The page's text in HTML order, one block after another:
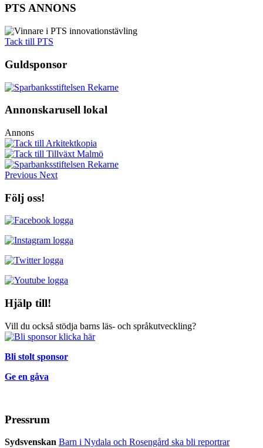
PTS ANNONS
Tack till PTS
Guldsponsor
Annonskarusell lokal
Annons
Previous Next
Följ oss!
Hjälp till!
Vill du också stödja barns läs- och språkutveckling?
Bli stolt sponsor
Ge en gåva
Pressrum
Sydsvenskan Barn i Nydala och Rosengård ska bli reportrar